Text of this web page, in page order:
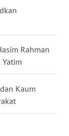
Rahman
Yatim
Kaum